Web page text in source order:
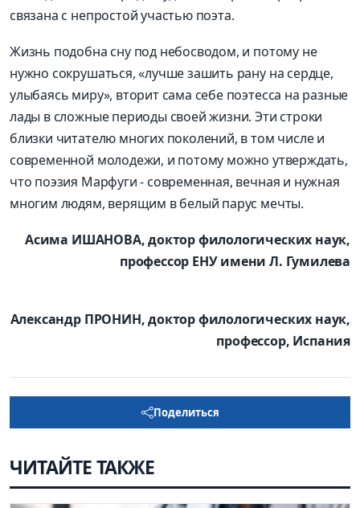
связана с непростой участью поэта.
Жизнь подобна сну под небосводом, и потому не
нужно сокрушаться, «лучше зашить рану на сердце,
улыбаясь миру», вторит сама себе поэтесса на разные
лады в сложные периоды своей жизни. Эти строки
близки читателю многих поколений, в том числе и
современной молодежи, и потому можно утверждать,
что поэзия Марфуги - современная, вечная и нужная
многим людям, верящим в белый парус мечты.
Асима ИШАНОВА, доктор филологических наук,
профессор ЕНУ имени Л. Гумилева
Александр ПРОНИН, доктор филологических наук,
профессор, Испания
Поделиться
ЧИТАЙТЕ ТАКЖЕ